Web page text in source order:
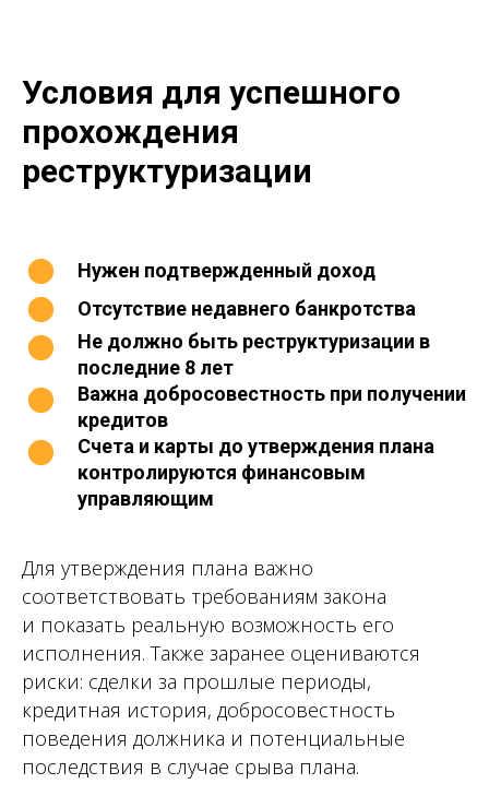
Условия для успешного
прохождения
реструктуризации
Нужен подтвержденный доход
Отсутствие недавнего банкротства
Не должно быть реструктуризации в
последние 8 лет
Важна добросовестность при получении
кредитов
Счета и карты до утверждения плана
контролируются финансовым
управляющим
Для утверждения плана важно
соответствовать требованиям закона
и показать реальную возможность его
исполнения. Также заранее оцениваются
риски: сделки за прошлые периоды,
кредитная история, добросовестность
поведения должника и потенциальные
последствия в случае срыва плана.